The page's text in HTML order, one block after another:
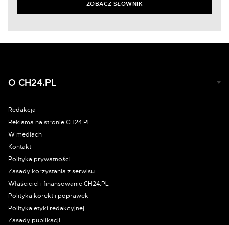
ZOBACZ SŁOWNIK
O CH24.PL
Redakcja
Reklama na stronie CH24.PL
W mediach
Kontakt
Polityka prywatności
Zasady korzystania z serwisu
Właściciel i finansowanie CH24.PL
Polityka korekt i poprawek
Polityka etyki redakcyjnej
Zasady publikacji